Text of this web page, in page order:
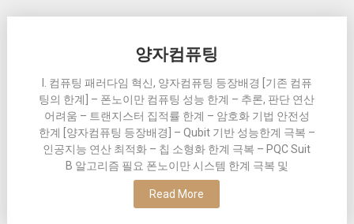
양자컴퓨팅
I. 컴퓨팅 패러다임 혁신, 양자컴퓨팅 등장배경 [기존 컴퓨
팅의 한계] – 폰노이만 컴퓨팅 성능 한계 – 추론, 판단 연산
어려움 – 트랜지스터 집적률 한계 – 암호화 기법 안전성
한계 [양자컴퓨팅 등장배경] – Qubit 기반 성능한계 극복 –
인공지능 연산 최적화 – 칩 소형화 한계 극복 – PQC Suit
B 알고리즘 필요 폰노이만 시스템 한계 극복 및
Read More